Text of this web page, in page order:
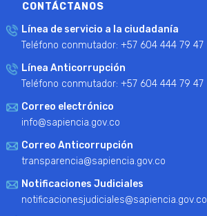
CONTÁCTANOS
Línea de servicio a la ciudadanía
Teléfono conmutador: +57 604 444 79 47
Línea Anticorrupción
Teléfono conmutador: +57 604 444 79 47
Correo electrónico
info@sapiencia.gov.co
Correo Anticorrupción
transparencia@sapiencia.gov.co
Notificaciones Judiciales
notificacionesjudiciales@sapiencia.gov.co